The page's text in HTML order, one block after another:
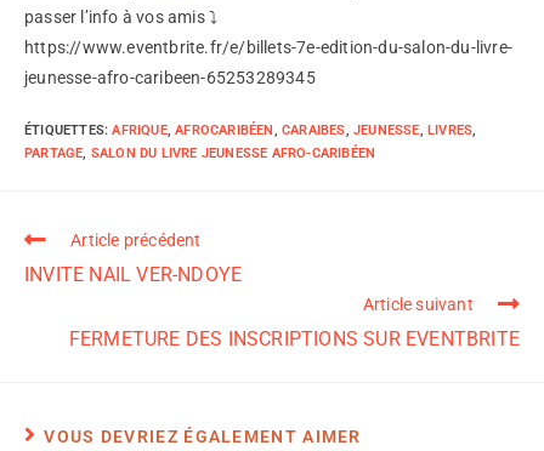
passer l’info à vos amis ⤵
https://www.eventbrite.fr/e/billets-7e-edition-du-salon-du-livre-
jeunesse-afro-caribeen-65253289345
ÉTIQUETTES:AFRIQUE, AFROCARIBÉEN, CARAIBES, JEUNESSE, LIVRES,
PARTAGE, SALON DU LIVRE JEUNESSE AFRO-CARIBÉEN
Article précédent
INVITE NAIL VER-NDOYE
Article suivant
FERMETURE DES INSCRIPTIONS SUR EVENTBRITE
VOUS DEVRIEZ ÉGALEMENT AIMER